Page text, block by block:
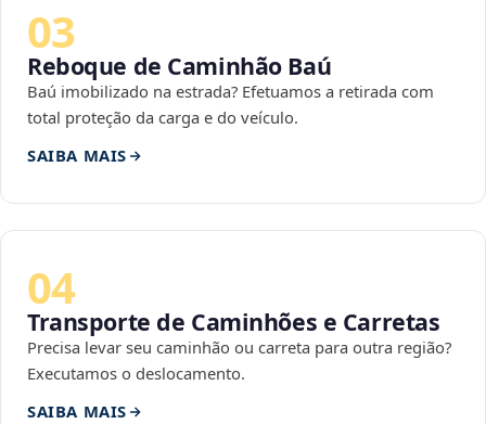
03
Reboque de Caminhão Baú
Baú imobilizado na estrada? Efetuamos a retirada com
total proteção da carga e do veículo.
SAIBA MAIS
04
Transporte de Caminhões e Carretas
Precisa levar seu caminhão ou carreta para outra região?
Executamos o deslocamento.
SAIBA MAIS